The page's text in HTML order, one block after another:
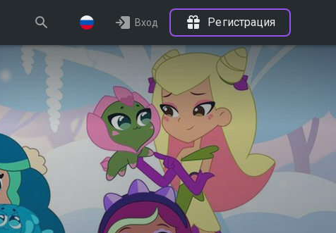
Вход Регистрация